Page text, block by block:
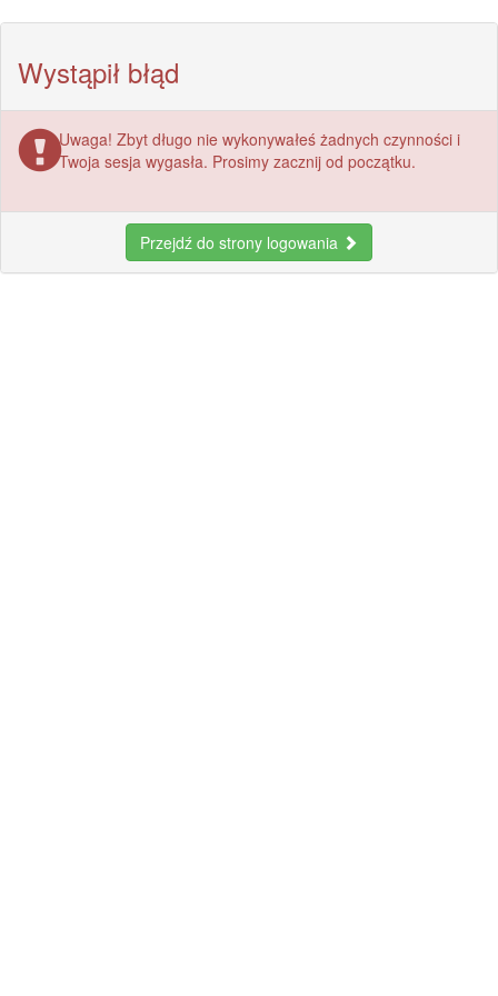
Wystąpił błąd
Uwaga! Zbyt długo nie wykonywałeś żadnych czynności i
Twoja sesja wygasła. Prosimy zacznij od początku.
Przejdź do strony logowania